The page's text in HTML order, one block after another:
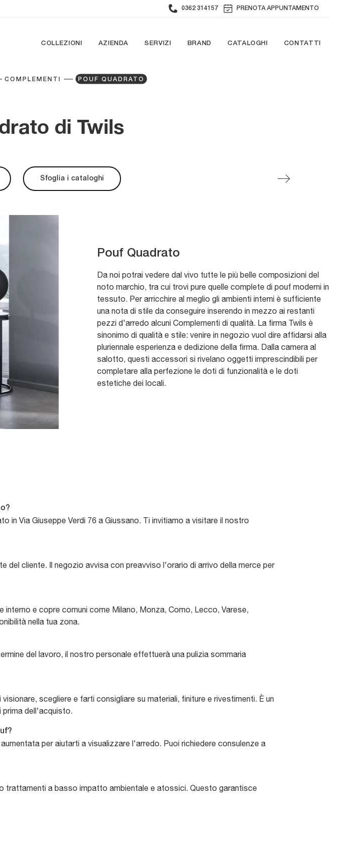
0362 314157 PRENOTA APPUNTAMENTO
COLLEZIONI AZIENDA SERVIZI BRAND CATALOGHI CONTATTI
COMPLEMENTI POUF QUADRATO
di Twils
Sfoglia i cataloghi
Pouf Quadrato
Da noi potrai vedere dal vivo tutte le più belle composizioni del
noto marchio, tra cui trovi pure quelle complete di pouf moderni in
tessuto. Per arricchire al meglio gli ambienti interni è sufficiente
una nota di stile da conseguire inserendo in mezzo ai restanti
pezzi d'arredo alcuni Complementi di qualità. La firma Twils è
sinonimo di qualità e stile: venire in negozio vuol dire affidarsi alla
pluriennale esperienza e dedizione della firma. Dalla camera al
salotto, questi accessori si rivelano oggetti imprescindibili per
completare alla perfezione le doti di funzionalità e le doti
estetiche dei locali.
in Via Giuseppe Verdi 76 a Giussano. Ti invitiamo a visitare il nostro
del cliente. Il negozio avvisa con preavviso l'orario di arrivo della merce per
e copre comuni come Milano, Monza, Como, Lecco, Varese,
nella tua zona.
del lavoro, il nostro personale effettuerà una pulizia sommaria
scegliere e farti consigliare su materiali, finiture e rivestimenti. È un
dell'acquisto.
per aiutarti a visualizzare l'arredo. Puoi richiedere consulenze a
trattamenti a basso impatto ambientale e atossici. Questo garantisce